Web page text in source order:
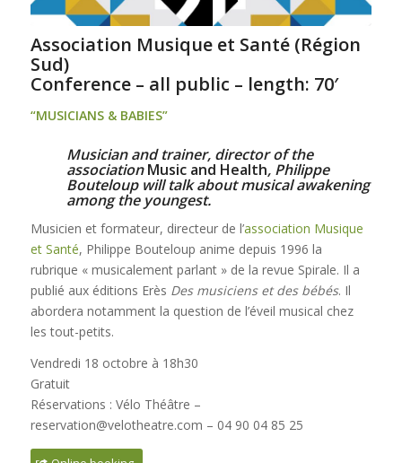
Association Musique et Santé (Région
Sud)
Conference – all public – length: 70′
“MUSICIANS & BABIES”
Musician and trainer, director of the
associationMusic and Health, Philippe
Bouteloup will talk about musical awakening
among the youngest.
Musicien et formateur, directeur de l’association Musique
et Santé, Philippe Bouteloup anime depuis 1996 la
rubrique « musicalement parlant » de la revue Spirale. Il a
publié aux éditions Erès Des musiciens et des bébés. Il
abordera notamment la question de l’éveil musical chez
les tout-petits.
Vendredi 18 octobre à 18h30
Gratuit
Réservations : Vélo Théâtre –
reservation@velotheatre.com – 04 90 04 85 25